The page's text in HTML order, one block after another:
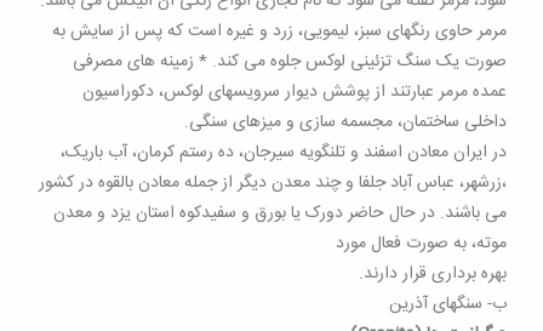
مرمر حاوی رنگهای سبز، لیمویی، زرد و غیره است که پس از سایش به
صورت یک سنگ تزئینی لوکس جلوه می کند. * زمینه های مصرفی
عمده مرمر عبارتند از پوشش دیوار سرویسهای لوکس، دکوراسیون
داخلی ساختمان، مجسمه سازی و میزهای سنگی.
در ایران معادن اسفند و تلنگویه سیرجان، ده رستم کرمان، آب باریک،
،زرشهر، عباس آباد جلفا و چند معدن دیگر از جمله معادن بالقوه در کشور
می باشند. در حال حاضر دورک یا بورق و سفیدکوه استان یزد و معدن
موته، به صورت فعال مورد
بهره برداری قرار دارند.
ب- سنگهای آذرین